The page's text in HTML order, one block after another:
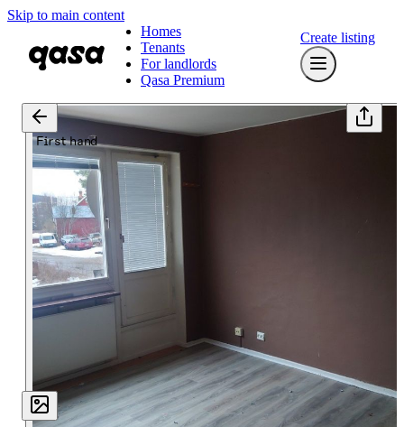
Skip to main content
Homes
Tenants
For landlords
Qasa Premium
Create listing
First hand